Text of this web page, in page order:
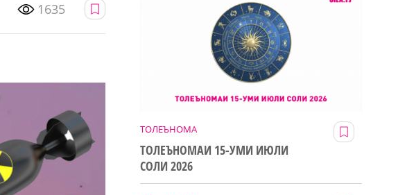
1635
ТОЛЕЪНОМА
ТОЛЕЪНОМАИ 15-УМИ ИЮЛИ
СОЛИ 2026